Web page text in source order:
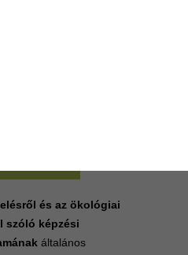
és az ökológiai
szóló képzési
általános